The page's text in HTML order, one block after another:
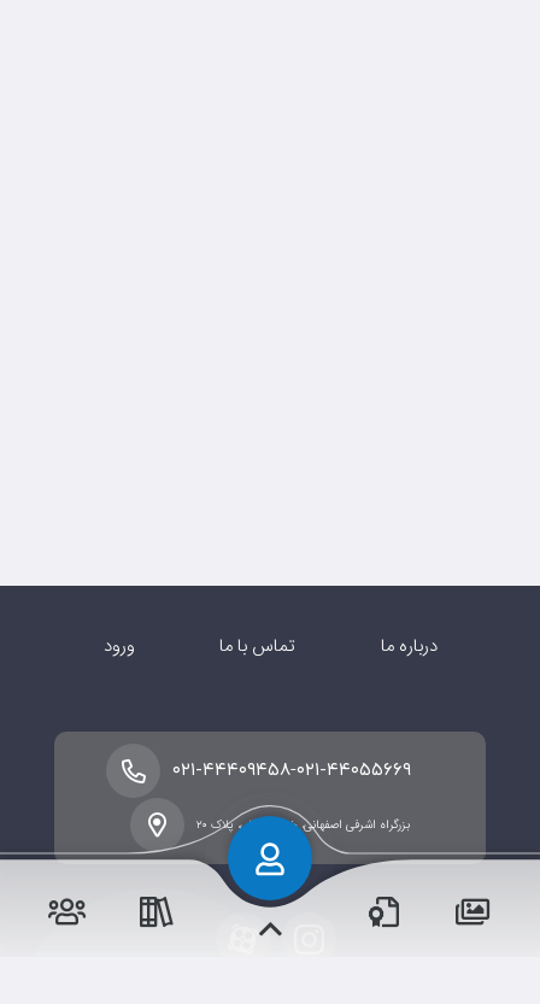
درباره ما تماس با ما ورود
بزرگراه اشرفی اصفهانی، خیابان شالی، پلاک ۲۰
۰۲۱-۴۴۰۵۵۶۶۹-۰۲۱-۴۴۴۰۹۴۵۸